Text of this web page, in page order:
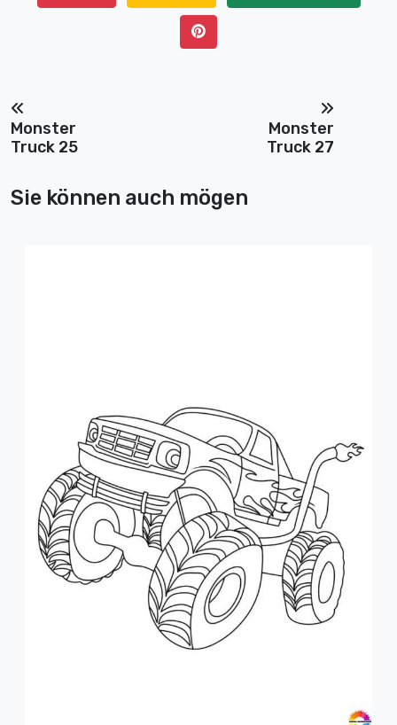
Monster
Truck 25
Monster
Truck 27
Sie können auch mögen